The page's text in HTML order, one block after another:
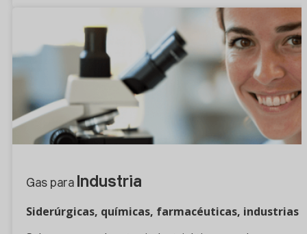
Gas para Industria
Siderúrgicas, químicas, farmacéuticas,